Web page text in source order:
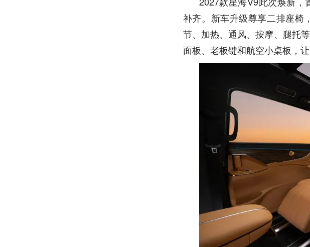
补齐。新车升级尊享二排座椅
节、加热、通风、按摩、腿托
面板、老板键和航空小桌板，